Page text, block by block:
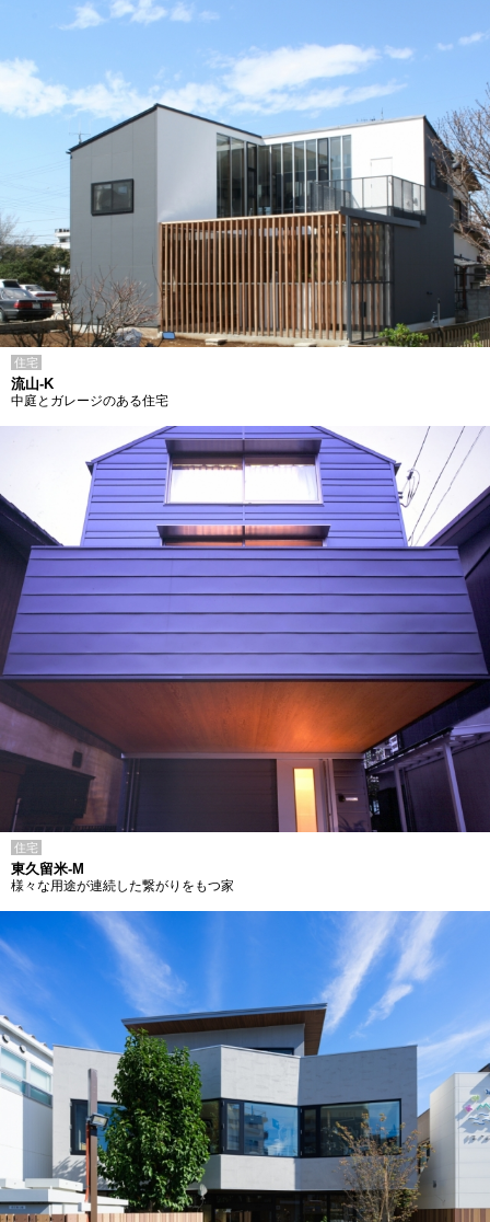
住宅
流山-K
中庭とガレージのある住宅
住宅
東久留米-M
様々な用途が連続した繋がりをもつ家